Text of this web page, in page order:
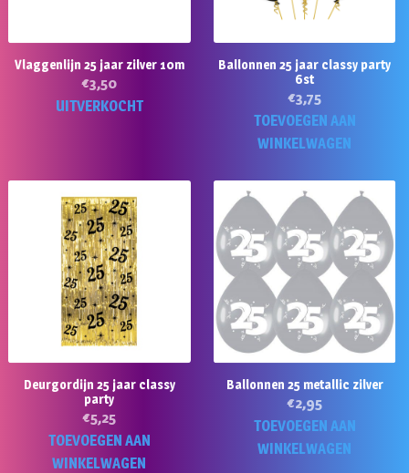
Vlaggenlijn 25 jaar zilver 10m
€3,50
UITVERKOCHT
Ballonnen 25 jaar classy party
6st
€3,75
TOEVOEGEN AAN
WINKELWAGEN
Deurgordijn 25 jaar classy
party
€5,25
TOEVOEGEN AAN
WINKELWAGEN
Ballonnen 25 metallic zilver
€2,95
TOEVOEGEN AAN
WINKELWAGEN